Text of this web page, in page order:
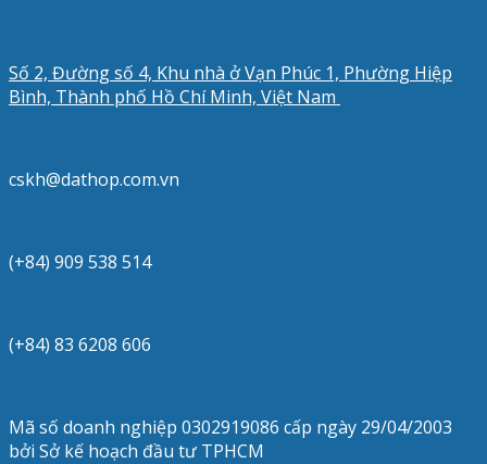
Số 2, Đường số 4, Khu nhà ở Vạn Phúc 1, Phường Hiệp
Bình, Thành phố Hồ Chí Minh, Việt Nam
cskh@dathop.com.vn
(+84) 909 538 514
(+84) 83 6208 606
Mã số doanh nghiệp 0302919086 cấp ngày 29/04/2003
bởi Sở kế hoạch đầu tư TPHCM